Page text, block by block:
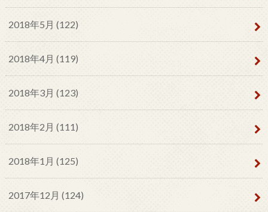
2018年5月 (122)
2018年4月 (119)
2018年3月 (123)
2018年2月 (111)
2018年1月 (125)
2017年12月 (124)